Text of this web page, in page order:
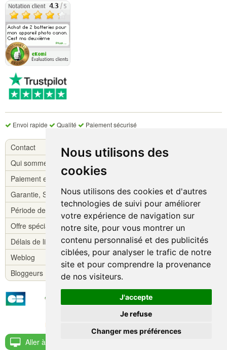
Nous utilisons des
cookies
Nous utilisons des cookies et d'autres
technologies de suivi pour améliorer
votre expérience de navigation sur
notre site, pour vous montrer un
contenu personnalisé et des publicités
ciblées, pour analyser le trafic de notre
site et pour comprendre la provenance
de nos visiteurs.
J'accepte
Je refuse
Changer mes préférences
Envoi rapide Qualité Paiement sécurisé
Contact
Qui sommes-nous ?
Paiement et livraison
Garantie, S.A.V.
Période de réflexion
Offre spéciale !
Délais de livraison
Weblog
Bloggeurs
Copyright © Batteries-online.fr 2026
Mentions légales
Aller à la version bureau